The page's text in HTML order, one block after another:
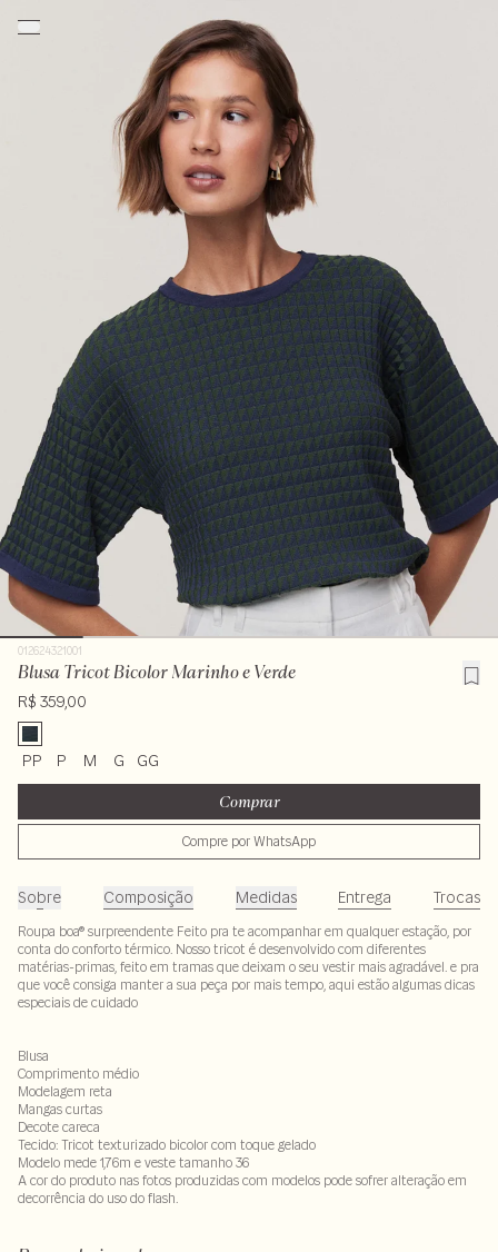
012624321001
Blusa Tricot Bicolor Marinho e Verde
R$ 359,00
PP P M G GG
Comprar
Compre por WhatsApp
Sobre Composição Medidas Entrega Trocas
Roupa boa® surpreendente Feito pra te acompanhar em qualquer estação, por
conta do conforto térmico. Nosso tricot é desenvolvido com diferentes
matérias-primas, feito em tramas que deixam o seu vestir mais agradável. e pra
que você consiga manter a sua peça por mais tempo, aqui estão algumas dicas
especiais de cuidado
Blusa
Comprimento médio
Modelagem reta
Mangas curtas
Decote careca
Tecido: Tricot texturizado bicolor com toque gelado
Modelo mede 1,76m e veste tamanho 36
A cor do produto nas fotos produzidas com modelos pode sofrer alteração em
decorrência do uso do flash.